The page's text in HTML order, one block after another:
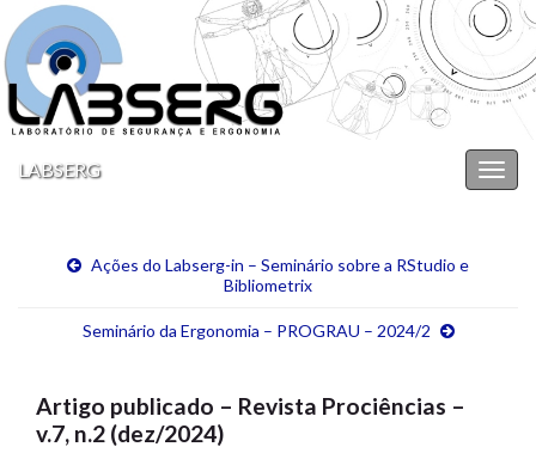
LABSERG
Ações do Labserg-in – Seminário sobre a RStudio e
Bibliometrix
Seminário da Ergonomia – PROGRAU – 2024/2
Artigo publicado – Revista Prociências –
v.7, n.2 (dez/2024)